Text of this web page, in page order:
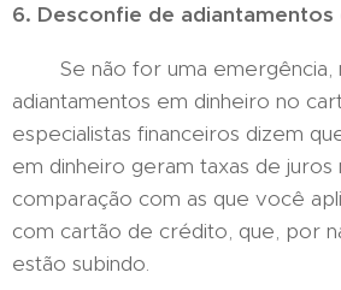
6. Desconfie de adiantamentos
Se não for uma emergência,
adiantamentos em dinheiro no
especialistas financeiros dizem
em dinheiro geram taxas de juros
comparação com as que você
com cartão de crédito, que, por
estão subindo.